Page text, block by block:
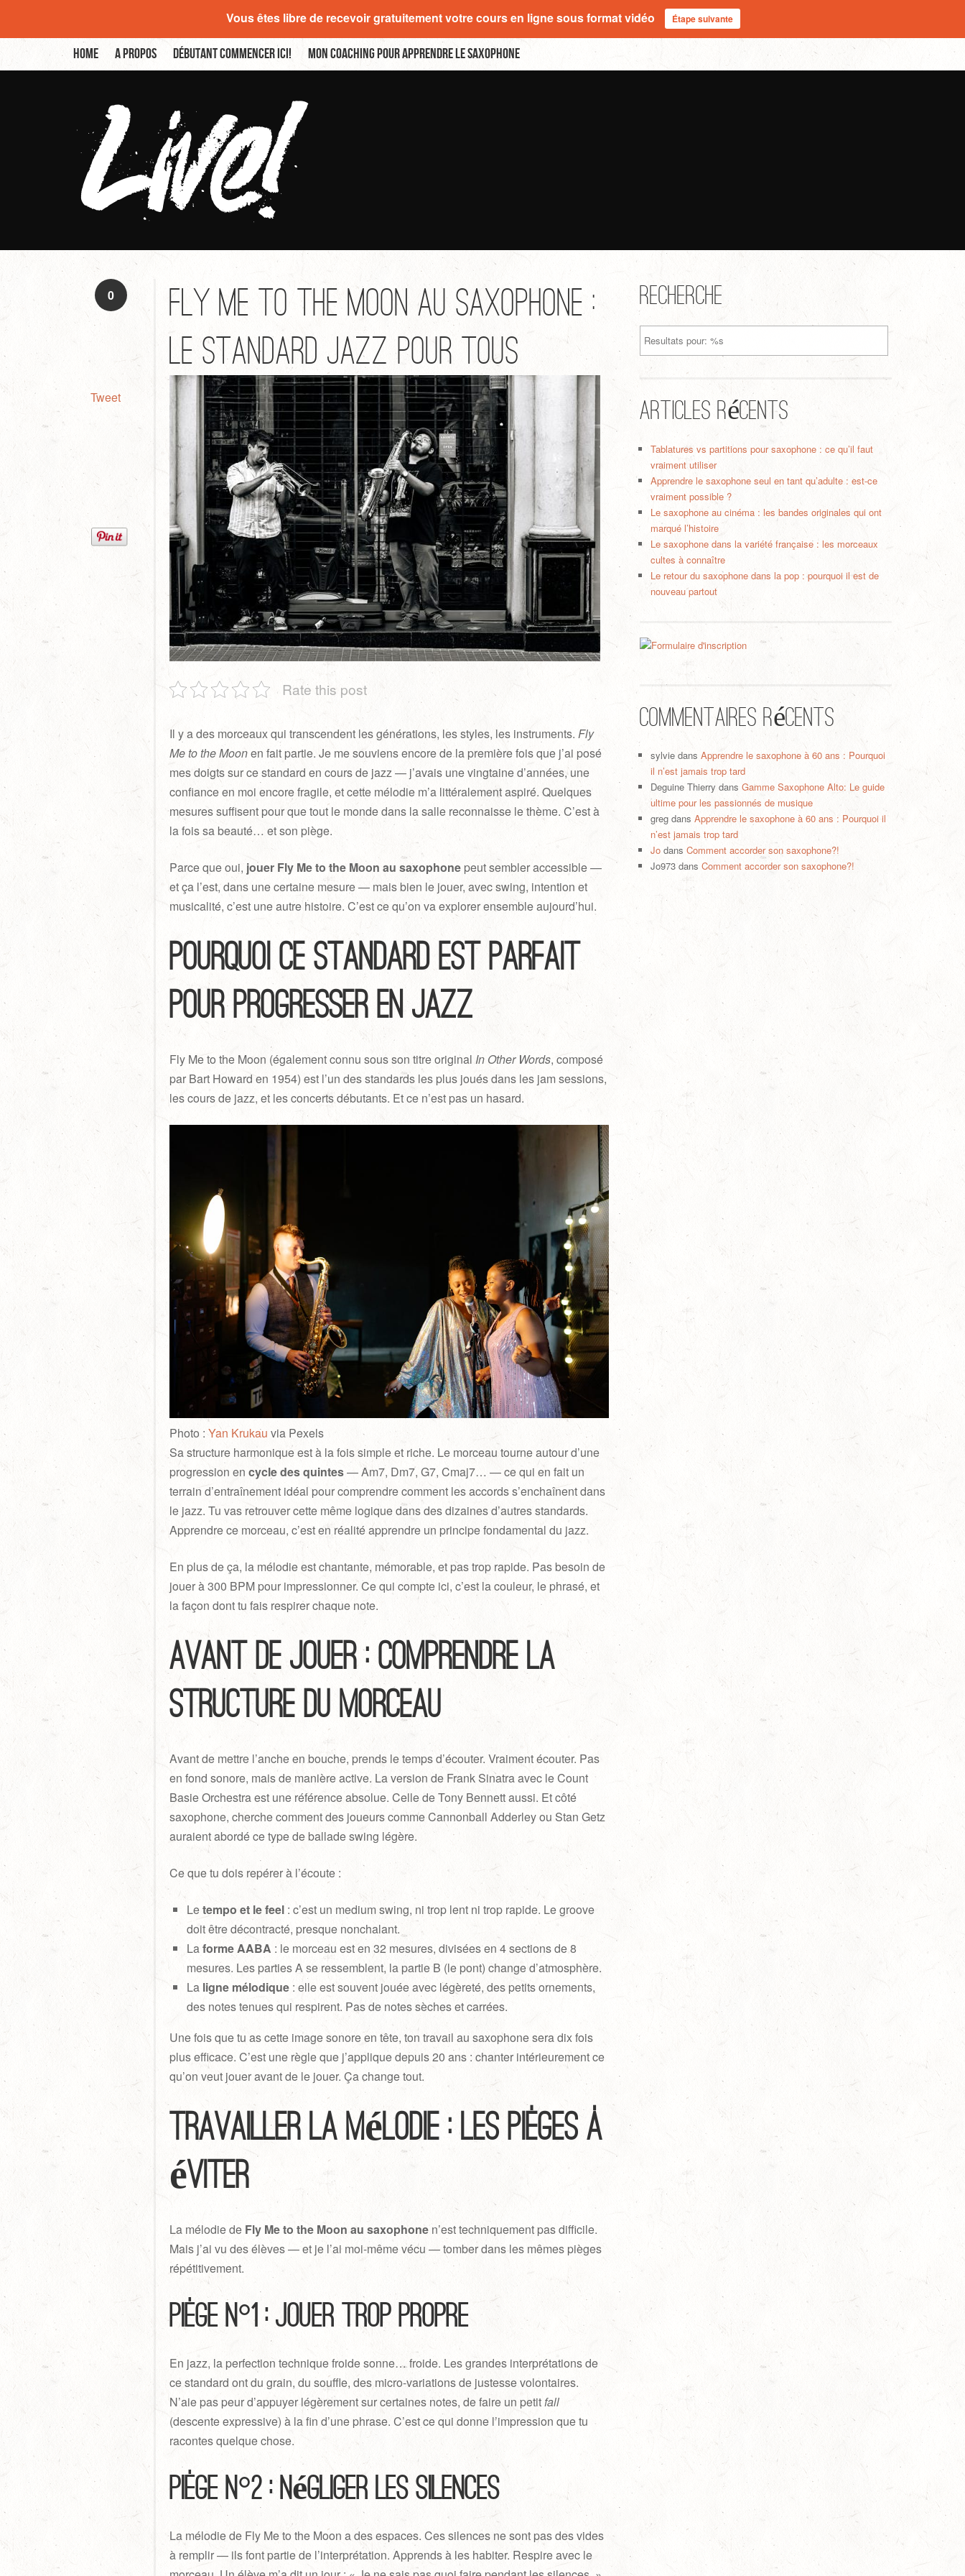
Home A propos Débutant commencer ici! Mon coaching pour apprendre le saxophone
0
Tweet
Fly Me to the Moon au saxophone :
le standard jazz pour tous
Rate this post
Il y a des morceaux qui transcendent les générations, les styles, les instruments.Fly
Me to the Moonen fait partie. Je me souviens encore de la première fois que j’ai posé
mes doigts sur ce standard en cours de jazz — j’avais une vingtaine d’années, une
confiance en moi encore fragile, et cette mélodie m’a littéralement aspiré. Quelques
mesures suffisent pour que tout le monde dans la salle reconnaisse le thème. C’est à
la fois sa beauté… et son piège.
Parce que oui, jouer Fly Me to the Moon au saxophonepeut sembler accessible —
et ça l’est, dans une certaine mesure — mais bien le jouer, avec swing, intention et
musicalité, c’est une autre histoire. C’est ce qu’on va explorer ensemble aujourd’hui.
Pourquoi ce standard est parfait
pour progresser en jazz
Fly Me to the Moon (également connu sous son titre originalIn Other Words, composé
par Bart Howard en 1954) est l’un des standards les plus joués dans les jam sessions,
les cours de jazz, et les concerts débutants. Et ce n’est pas un hasard.
Photo :Yan Krukau via Pexels
Sa structure harmonique est à la fois simple et riche. Le morceau tourne autour d’une
progression encycle des quintes— Am7, Dm7, G7, Cmaj7… — ce qui en fait un
terrain d’entraînement idéal pour comprendre comment les accords s’enchaînent dans
le jazz. Tu vas retrouver cette même logique dans des dizaines d’autres standards.
Apprendre ce morceau, c’est en réalité apprendre un principe fondamental du jazz.
En plus de ça, la mélodie est chantante, mémorable, et pas trop rapide. Pas besoin de
jouer à 300 BPM pour impressionner. Ce qui compte ici, c’est la couleur, le phrasé, et
la façon dont tu fais respirer chaque note.
Avant de jouer : comprendre la
structure du morceau
Avant de mettre l’anche en bouche, prends le temps d’écouter. Vraiment écouter. Pas
en fond sonore, mais de manière active. La version de Frank Sinatra avec le Count
Basie Orchestra est une référence absolue. Celle de Tony Bennett aussi. Et côté
saxophone, cherche comment des joueurs comme Cannonball Adderley ou Stan Getz
auraient abordé ce type de ballade swing légère.
Ce que tu dois repérer à l’écoute :
Letempo et le feel : c’est un medium swing, ni trop lent ni trop rapide. Le groove
doit être décontracté, presque nonchalant.
Laforme AABA : le morceau est en 32 mesures, divisées en 4 sections de 8
mesures. Les parties A se ressemblent, la partie B (le pont) change d’atmosphère.
La ligne mélodique : elle est souvent jouée avec légèreté, des petits ornements,
des notes tenues qui respirent. Pas de notes sèches et carrées.
Une fois que tu as cette image sonore en tête, ton travail au saxophone sera dix fois
plus efficace. C’est une règle que j’applique depuis 20 ans : chanter intérieurement ce
qu’on veut jouer avant de le jouer. Ça change tout.
Travailler la mélodie : les pièges à
éviter
La mélodie de Fly Me to the Moon au saxophone n’est techniquement pas difficile.
Mais j’ai vu des élèves — et je l’ai moi-même vécu — tomber dans les mêmes pièges
répétitivement.
Piège n°1 : jouer trop propre
En jazz, la perfection technique froide sonne… froide. Les grandes interprétations de
ce standard ont du grain, du souffle, des micro-variations de justesse volontaires.
N’aie pas peur d’appuyer légèrement sur certaines notes, de faire un petit fall
(descente expressive) à la fin d’une phrase. C’est ce qui donne l’impression que tu
racontes quelque chose.
Piège n°2 : négliger les silences
La mélodie de Fly Me to the Moon a des espaces. Ces silences ne sont pas des vides
à remplir — ils font partie de l’interprétation. Apprends à les habiter. Respire avec le
Recherche
Articles récents
Tablatures vs partitions pour saxophone : ce qu’il faut
vraiment utiliser
Apprendre le saxophone seul en tant qu’adulte : est-ce
vraiment possible ?
Le saxophone au cinéma : les bandes originales qui ont
marqué l’histoire
Le saxophone dans la variété française : les morceaux
cultes à connaître
Le retour du saxophone dans la pop : pourquoi il est de
nouveau partout
Commentaires récents
sylvie dansApprendre le saxophone à 60 ans : Pourquoi
il n’est jamais trop tard
Deguine Thierry dansGamme Saxophone Alto: Le guide
ultime pour les passionnés de musique
greg dansApprendre le saxophone à 60 ans : Pourquoi il
n’est jamais trop tard
Jo dansComment accorder son saxophone?!
Jo973 dansComment accorder son saxophone?!
Vous êtes libre de recevoir gratuitement votre cours en ligne sous format vidéo Étape suivante